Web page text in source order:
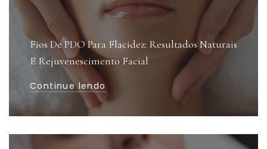
Fios De PDO Para Flacidez: Resultados Naturais
E Rejuvenescimento Facial
Continue lendo